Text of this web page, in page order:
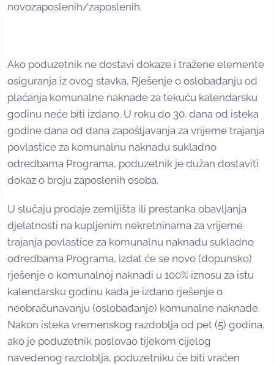
novozaposlenih/zaposlenih.
Ako poduzetnik ne dostavi dokaze i tražene elemente
osiguranja iz ovog stavka, Rješenje o oslobađanju od
plaćanja komunalne naknade za tekuću kalendarsku
godinu neće biti izdano. U roku do 30. dana od isteka
godine dana od dana zapošljavanja za vrijeme trajanja
povlastice za komunalnu naknadu sukladno
odredbama Programa, poduzetnik je dužan dostaviti
dokaz o broju zaposlenih osoba.
U slučaju prodaje zemljišta ili prestanka obavljanja
djelatnosti na kupljenim nekretninama za vrijeme
trajanja povlastice za komunalnu naknadu sukladno
odredbama Programa, izdat će se novo (dopunsko)
rješenje o komunalnoj naknadi u 100% iznosu za istu
kalendarsku godinu kada je izdano rješenje o
neobračunavanju (oslobađanje) komunalne naknade.
Nakon isteka vremenskog razdoblja od pet (5) godina,
ako je poduzetnik poslovao tijekom cijelog
navedenog razdoblja, poduzetniku će biti vraćen